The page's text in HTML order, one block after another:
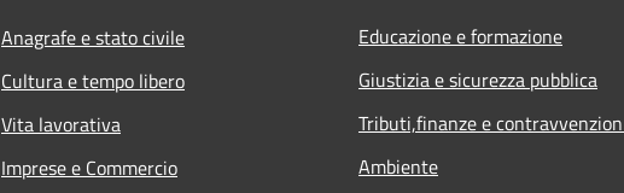
Anagrafe e stato civile
Cultura e tempo libero
Vita lavorativa
Imprese e Commercio
Educazione e formazione
Giustizia e sicurezza pubblica
Tributi,finanze e
Ambiente